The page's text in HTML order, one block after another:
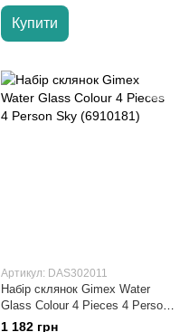
Купити
Артикул: DAS302011
Набір склянок Gimex Water
Glass Colour 4 Pieces 4 Person
Sky (6910181)
1 182 грн